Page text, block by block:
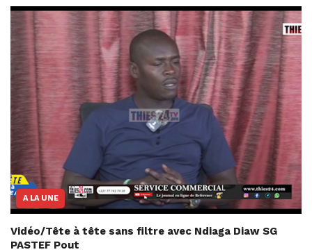
A LA UNE
Vidéo/Tête à tête sans filtre avec Ndiaga Diaw SG
PASTEF Pout